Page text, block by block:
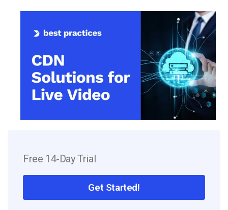
Free 14-Day Trial
Get Started!